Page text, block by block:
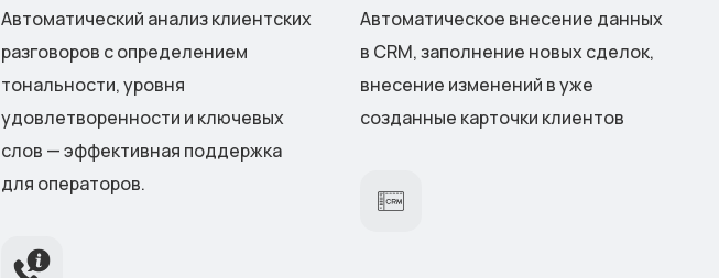
Автоматический анализ клиентских
разговоров с определением
тональности, уровня
удовлетворенности и ключевых
слов — эффективная поддержка
для операторов.
Автоматическое внесение данных
в CRM, заполнение новых сделок,
внесение изменений в уже
созданные карточки клиентов